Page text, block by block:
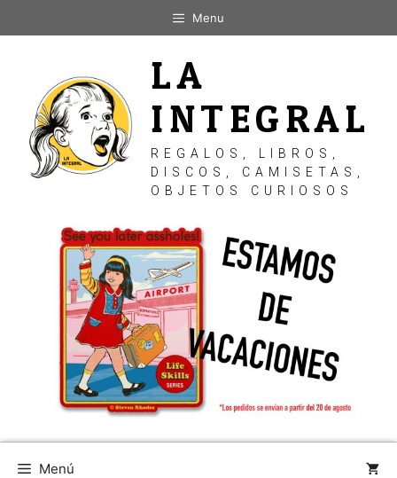
al
Menu
LA
INTEGRAL
REGALOS, LIBROS,
DISCOS, CAMISETAS,
OBJETOS CURIOSOS
Menú